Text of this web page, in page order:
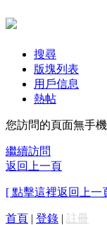
搜尋
版塊列表
用戶信息
熱帖
您訪問的頁面無手
繼續訪問
返回上一頁
[ 點擊這裡返回上一
首頁 | 登錄 | 註冊